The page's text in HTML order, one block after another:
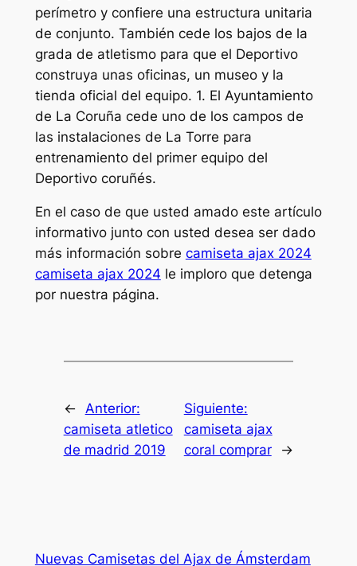
perímetro y confiere una estructura unitaria
de conjunto. También cede los bajos de la
grada de atletismo para que el Deportivo
construya unas oficinas, un museo y la
tienda oficial del equipo. 1. El Ayuntamiento
de La Coruña cede uno de los campos de
las instalaciones de La Torre para
entrenamiento del primer equipo del
Deportivo coruñés.
En el caso de que usted amado este artículo
informativo junto con usted desea ser dado
más información sobre camiseta ajax 2024
camiseta ajax 2024 le imploro que detenga
por nuestra página.
← Anterior:
camiseta atletico
de madrid 2019
Siguiente:
camiseta ajax
coral comprar
→
Nuevas Camisetas del Ajax de Ámsterdam